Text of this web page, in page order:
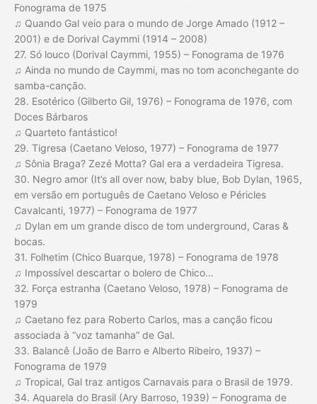
Fonograma de 1975
♫ Quando Gal veio para o mundo de Jorge Amado (1912 –
2001) e de Dorival Caymmi (1914 – 2008)
27. Só louco (Dorival Caymmi, 1955) – Fonograma de 1976
♫ Ainda no mundo de Caymmi, mas no tom aconchegante do
samba-canção.
28. Esotérico (Gilberto Gil, 1976) – Fonograma de 1976, com
Doces Bárbaros
♫ Quarteto fantástico!
29. Tigresa (Caetano Veloso, 1977) – Fonograma de 1977
♫ Sônia Braga? Zezé Motta? Gal era a verdadeira Tigresa.
30. Negro amor (It’s all over now, baby blue, Bob Dylan, 1965,
em versão em português de Caetano Veloso e Péricles
Cavalcanti, 1977) – Fonograma de 1977
♫ Dylan em um grande disco de tom underground, Caras &
bocas.
31. Folhetim (Chico Buarque, 1978) – Fonograma de 1978
♫ Impossível descartar o bolero de Chico…
32. Força estranha (Caetano Veloso, 1978) – Fonograma de
1979
♫ Caetano fez para Roberto Carlos, mas a canção ficou
associada à “voz tamanha” de Gal.
33. Balancê (João de Barro e Alberto Ribeiro, 1937) –
Fonograma de 1979
♫ Tropical, Gal traz antigos Carnavais para o Brasil de 1979.
34. Aquarela do Brasil (Ary Barroso, 1939) – Fonograma de